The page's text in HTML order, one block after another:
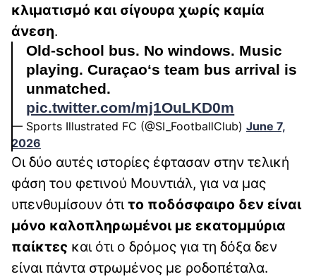
κλιματισμό και σίγουρα χωρίς καμία
άνεση.
Old-school bus. No windows. Music
playing. Curaçao‘s team bus arrival is
unmatched.
pic.twitter.com/mj1OuLKD0m
— Sports Illustrated FC (@SI_FootballClub) June 7,
2026
Οι δύο αυτές ιστορίες έφτασαν στην τελική
φάση του φετινού Μουντιάλ, για να μας
υπενθυμίσουν ότι το ποδόσφαιρο δεν είναι
μόνο καλοπληρωμένοι με εκατομμύρια
παίκτες και ότι ο δρόμος για τη δόξα δεν
είναι πάντα στρωμένος με ροδοπέταλα.